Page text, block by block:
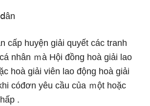
cấp huyện giải quyết các tranh
nhân ｍà Hội đồng hoà giải lao
hoà giải viên lao động hoà giải
cóđơn yêu cầu của ｍột hoặc
.